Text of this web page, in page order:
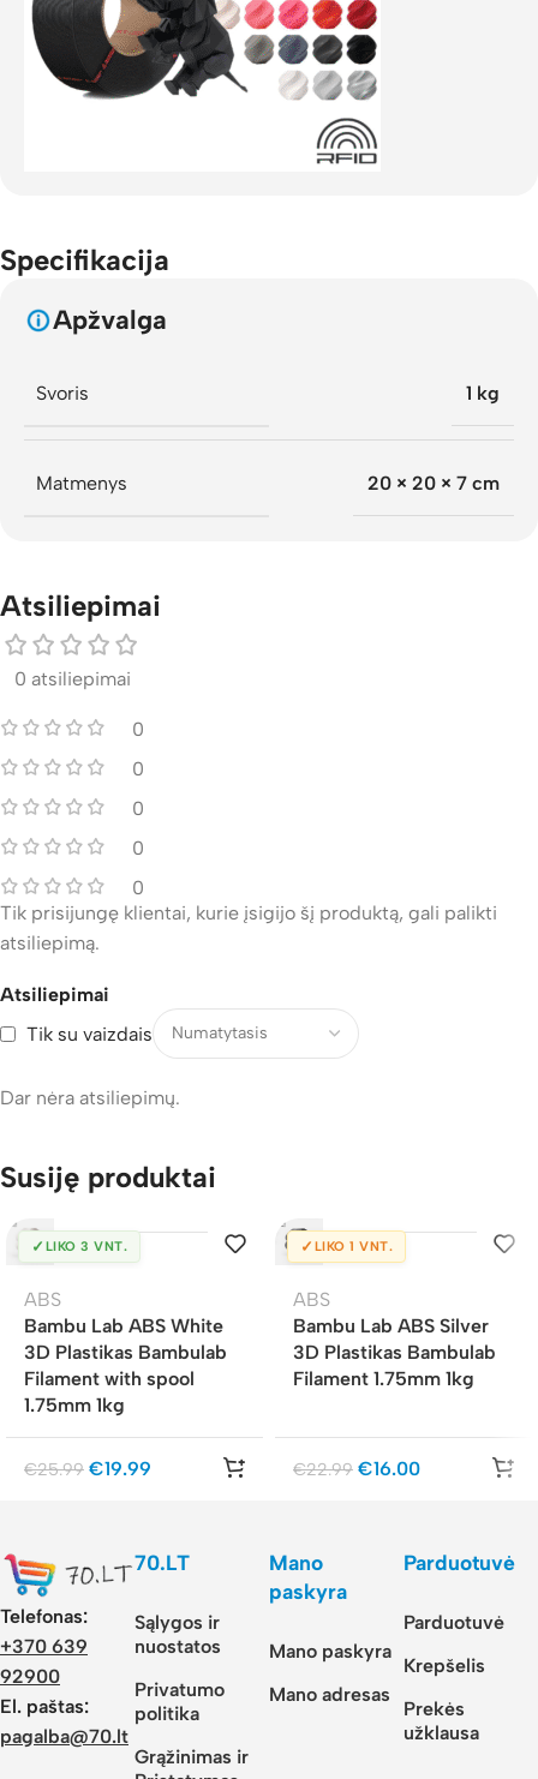
Specifikacija
Apžvalga
Svoris 1 kg
Matmenys 20 × 20 × 7 cm
Atsiliepimai
0 atsiliepimai
0
0
0
0
0
Atsiliepimai
Tik su vaizdais
Dar nėra atsiliepimų.
Tik prisijungę klientai, kurie įsigijo šį produktą, gali palikti
atsiliepimą.
Susiję produktai
✓ LIKO 3 VNT.
ABS
Bambu Lab ABS White
3D Plastikas Bambulab
Filament with spool
1.75mm 1kg
€25.99 €19.99
✓ LIKO 1 VNT.
ABS
Bambu Lab ABS Silver
3D Plastikas Bambulab
Filament 1.75mm 1kg
€22.99 €16.00
Telefonas:
+370 639
92900
El. paštas:
pagalba@70.lt
70.LT
Sąlygos ir
nuostatos
Privatumo
politika
Grąžinimas ir
Mano
paskyra
Mano paskyra
Mano adresas
Parduotuvė
Parduotuvė
Krepšelis
Prekės
užklausa